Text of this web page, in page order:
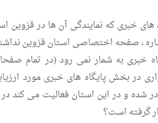
خبری که نمایندگی آن ها در قزوین
، صفحه اختصاصی استان قزوین
خبری به شمار نمی رود (در تمام
در بخش پایگاه های خبری مورد
شده و در این استان فعالیت می کند
گرفته است؟